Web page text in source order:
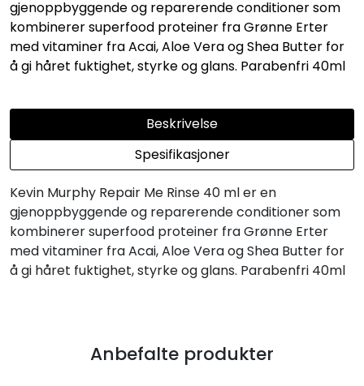
gjenoppbyggende og reparerende conditioner som
kombinerer superfood proteiner fra Grønne Erter
med vitaminer fra Acai, Aloe Vera og Shea Butter for
å gi håret fuktighet, styrke og glans. Parabenfri 40ml
Beskrivelse
Spesifikasjoner
Kevin Murphy Repair Me Rinse 40 ml er en
gjenoppbyggende og reparerende conditioner som
kombinerer superfood proteiner fra Grønne Erter
med vitaminer fra Acai, Aloe Vera og Shea Butter for
å gi håret fuktighet, styrke og glans. Parabenfri 40ml
Anbefalte produkter